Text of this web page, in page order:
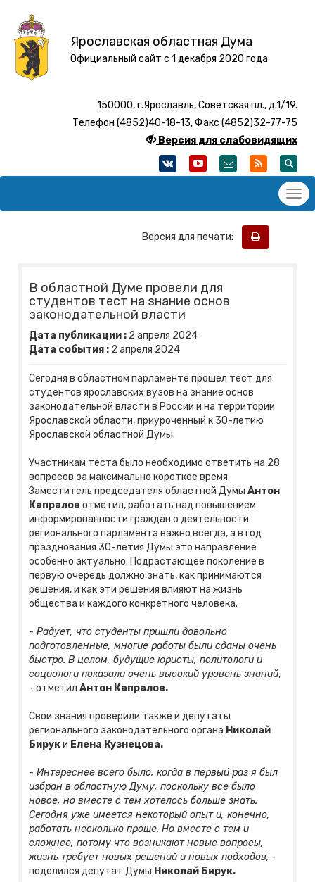
Ярославская областная Дума
Официальный сайт с 1 декабря 2020 года
150000, г.Ярославль, Советская пл., д.1/19.
Телефон (4852)40-18-13, Факс (4852)32-77-75
Версия для слабовидящих
Версия для печати:
В областной Думе провели для
студентов тест на знание основ
законодательной власти
Дата публикации : 2 апреля 2024
Дата события : 2 апреля 2024
Сегодня в областном парламенте прошел тест для
студентов ярославских вузов на знание основ
законодательной власти в России и на территории
Ярославской области, приуроченный к 30-летию
Ярославской областной Думы.
Участникам теста было необходимо ответить на 28
вопросов за максимально короткое время.
Заместитель председателя областной Думы Антон
Капралов отметил, работать над повышением
информированности граждан о деятельности
регионального парламента важно всегда, а в год
празднования 30-летия Думы это направление
особенно актуально. Подрастающее поколение в
первую очередь должно знать, как принимаются
решения, и как эти решения влияют на жизнь
общества и каждого конкретного человека.
- Радует, что студенты пришли довольно
подготовленные, многие работы были сданы очень
быстро. В целом, будущие юристы, политологи и
социологи показали очень высокий уровень знаний,
- отметил Антон Капралов.
Свои знания проверили также и депутаты
регионального законодательного органа Николай
Бируки Елена Кузнецова.
- Интереснее всего было, когда в первый раз я был
избран в областную Думу, поскольку все было
новое, но вместе с тем хотелось больше знать.
Сегодня уже имеется некоторый опыт и, конечно,
работать несколько проще. Но вместе с тем и
сложнее, потому что возникают новые вопросы,
жизнь требует новых решений и новых подходов, -
поделился депутат Думы Николай Бирук.